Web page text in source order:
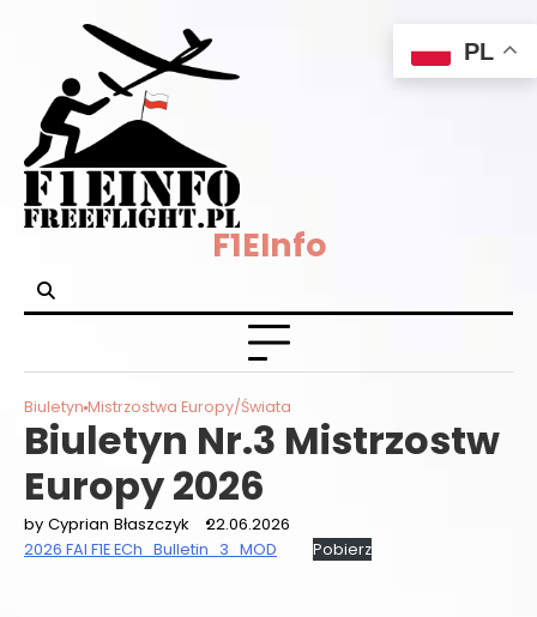
content
F1EInfo
Biuletyn Mistrzostwa Europy/Świata
Biuletyn Nr.3 Mistrzostw
Europy 2026
by Cyprian Błaszczyk 22.06.2026
2026 FAI F1E ECh_Bulletin_3_MOD Pobierz
PL